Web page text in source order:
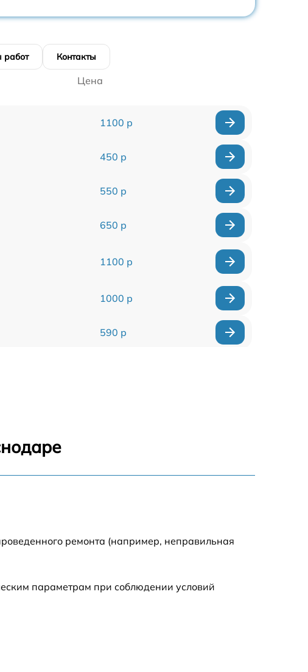
работ Контакты
Цена
1100 р
450 р
550 р
650 р
1100 р
1000 р
590 р
750 р
ремонта (например, неправильная
параметрам при соблюдении условий